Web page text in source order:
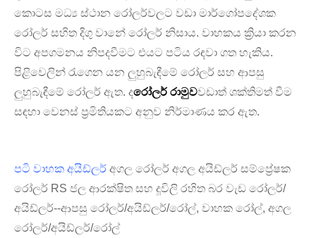
කොටස මධ්‍ය ස්ථාන රෝලර්වලට වඩා මාර්ගෝපදේශක
රෝලර් සහිත දිගු වානේ රෝලර් නිසාය. වාහකය ක්‍රියා කරන
විට අපගමනය නිපදවීමට එයට පටිය රඳවා ගත හැකිය.
පිළිවෙලින් රැගෙන යන ලුහුබැඳීමේ රෝලර් සහ ආපසු
ලුහුබැඳීමේ රෝලර් ඇත. දරෝලර් රාමුවවඩාත් ශක්තිමත් වීම
සඳහා වෙනස් ප්‍රමිතියකට අනුව නිර්මාණය කර ඇත.
පටි වාහක අයිඩ්ලර් අගල රෝලර් අගල අයිඩ්ලර් සම්ප්‍රේෂක
රෝලර් RS ජල ආරක්ෂිත සහ දූවිලි රහිත බර වැඩ රෝලර්/
අයිඩ්ලර්--ආපසු රෝලර්/අයිඩ්ලර්/රෝල්, වාහක රෝල්, අගල
රෝලර්/අයිඩ්ලර්/රෝල්